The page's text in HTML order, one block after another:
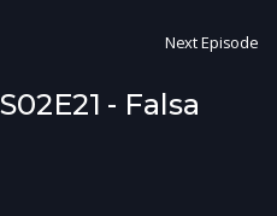
Next Episode
- Falsa